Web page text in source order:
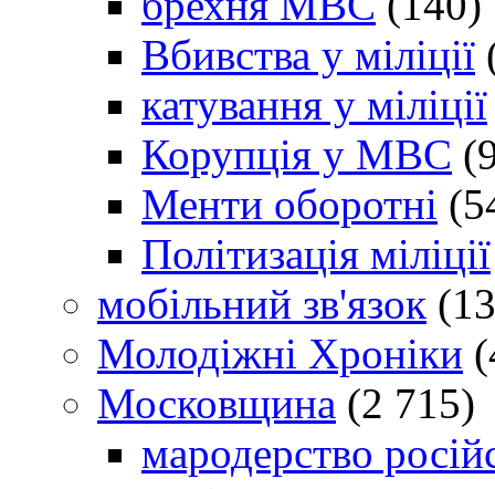
Вбивства у міліції
катування у міліції
Корупція у МВС
Менти оборотні
Політизація міліції
мобільний зв'язок
Молодіжні Хроніки
Московщина (2 715)
мародерство